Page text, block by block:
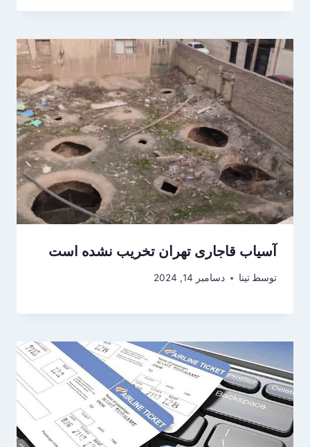
آسیاب قاجاری تهران تخریب نشده است
توسط تینا دسامبر 14, 2024